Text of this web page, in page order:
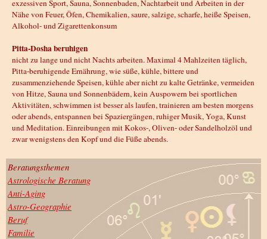
exzessiven Sport, Sauna, Sonnenbaden, Nachtarbeit und Arbeiten in der
Nähe von Feuer, Öfen, Chemikalien, saure, salzige, scharfe, heiße Speisen,
Alkohol- und Zigarettenkonsum
Pitta-Dosha beruhigen
nicht zu lange und nicht Nachts arbeiten. Maximal 4 Mahlzeiten täglich,
Pitta-beruhigende Ernährung, wie süße, kühle, bittere und
zusammenziehende Speisen, kühle aber nicht zu kalte Getränke, vermeiden
von Hitze, Sauna und Sonnenbädern, kein Auspowern bei sportlichen
Aktivitäten, schwimmen ist besser als laufen, trainieren am besten morgens
oder abends, entspannen bei Spaziergängen, ruhiger Musik, Yoga, Kunst
und Meditation. Einreibungen mit Kokos-, Oliven- oder Sandelholzöl und
zwar wenigstens den Kopf und die Füße abends.
Beratungsthemen
Astrologische Beratung
Anti-Aging
Astro-Geographie
Beruf
Familie